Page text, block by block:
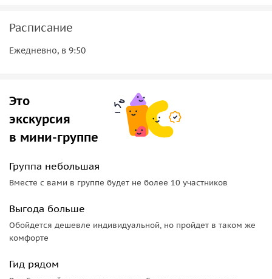
Расписание
Ежедневно, в 9:50
Это
экскурсия
в мини-группе
Группа небольшая
Вместе с вами в группе будет не более 10 участников
Выгода больше
Обойдется дешевле индивидуальной, но пройдет в таком же
комфорте
Гид рядом